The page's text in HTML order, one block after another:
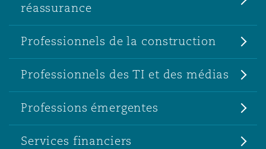
réassurance
Professionnels de la construction
Professionnels des TI et des médias
Professions émergentes
Services financiers